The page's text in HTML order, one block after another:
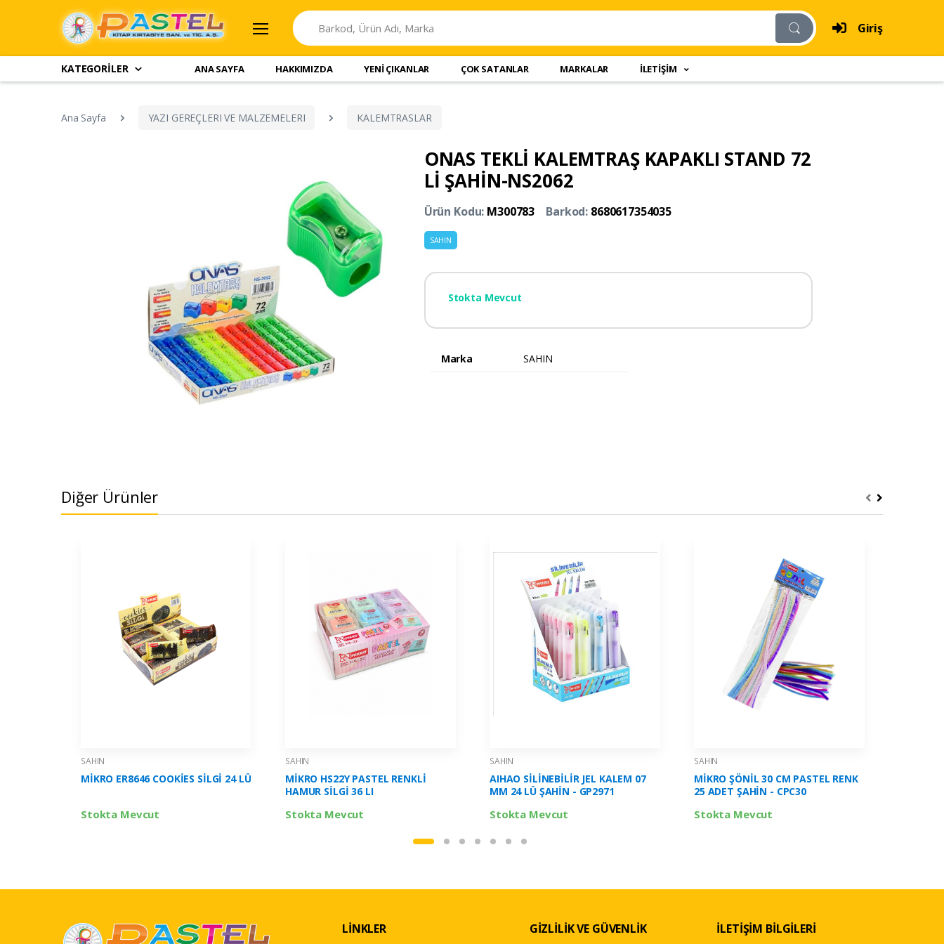
Giriş
KATEGORİLER ANA SAYFA HAKKIMIZDA YENİ ÇIKANLAR ÇOK SATANLAR MARKALAR İLETİŞİM
Ana Sayfa YAZI GEREÇLERI VE MALZEMELERI KALEMTRASLAR
ONAS TEKLİ KALEMTRAŞ KAPAKLI STAND 72
Lİ ŞAHİN-NS2062
Ürün Kodu: M300783 Barkod: 8680617354035
SAHIN
Stokta Mevcut
Marka SAHIN
Diğer Ürünler
SAHIN
MİKRO ER8646 COOKİES SİLGİ 24 LÜ
Stokta Mevcut
SAHIN
MİKRO HS22Y PASTEL RENKLİ
HAMUR SİLGİ 36 LI
Stokta Mevcut
SAHIN
AIHAO SİLİNEBİLİR JEL KALEM 07
MM 24 LÜ ŞAHİN - GP2971
Stokta Mevcut
SAHIN
MİKRO ŞÖNİL 30 CM PASTEL RENK
25 ADET ŞAHİN - CPC30
Stokta Mevcut
LİNKLER GİZLİLİK VE GÜVENLİK İLETİŞİM BİLGİLERİ